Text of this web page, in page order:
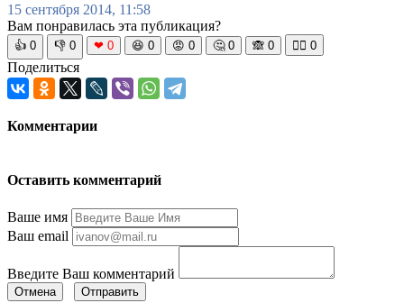
15 сентября 2014, 11:58
Вам понравилась эта публикация?
👍 0 👎 0 ❤ 0 😆 0 😡 0 🤔 0 🙈 0 🧘‍♀️ 0
Поделиться
Комментарии
Оставить комментарий
Ваше имя
Ваш email
Введите Ваш комментарий
Отмена Отправить